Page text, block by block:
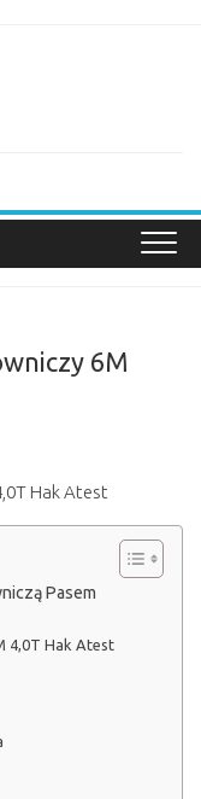
6M
Pasem
4,0T Hak Atest